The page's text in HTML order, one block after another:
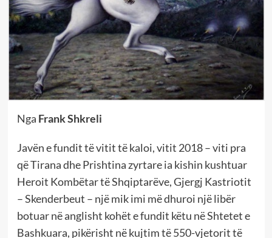
Nga Frank Shkreli
Javën e fundit të vitit të kaloi, vitit 2018 – viti pra
që Tirana dhe Prishtina zyrtare ia kishin kushtuar
Heroit Kombëtar të Shqiptarëve, Gjergj Kastriotit
– Skenderbeut – një mik imi më dhuroi një libër
botuar në anglisht kohët e fundit këtu në Shtetet e
Bashkuara, pikërisht në kujtim të 550-vjetorit të